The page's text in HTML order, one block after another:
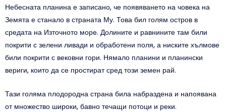
Небесната планина е записано, че появяването на човека на
Земята е станало в страната Му. Това бил голям остров в
средата на Източното море. Долините и равнините там били
покрити с зелени ливади и обработени поля, а ниските хълмове
били покрити с вековни гори. Нямало планини и планински
вериги, които да се простират сред този земен рай.
Тази голяма плодородна страна била набраздена и напоявана
от множество широки, бавно течащи потоци и реки.